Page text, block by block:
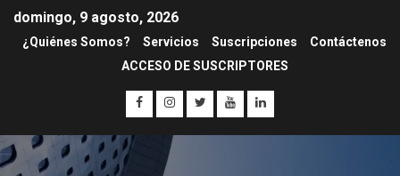
domingo, 9 agosto, 2026
¿Quiénes Somos? Servicios Suscripciones
Contáctenos
ACCESO DE SUSCRIPTORES